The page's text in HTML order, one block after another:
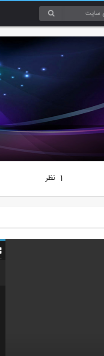
1 نظر